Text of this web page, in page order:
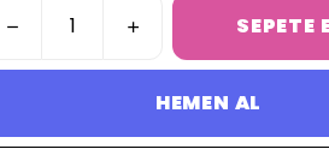
SEPETE
HEMEN AL